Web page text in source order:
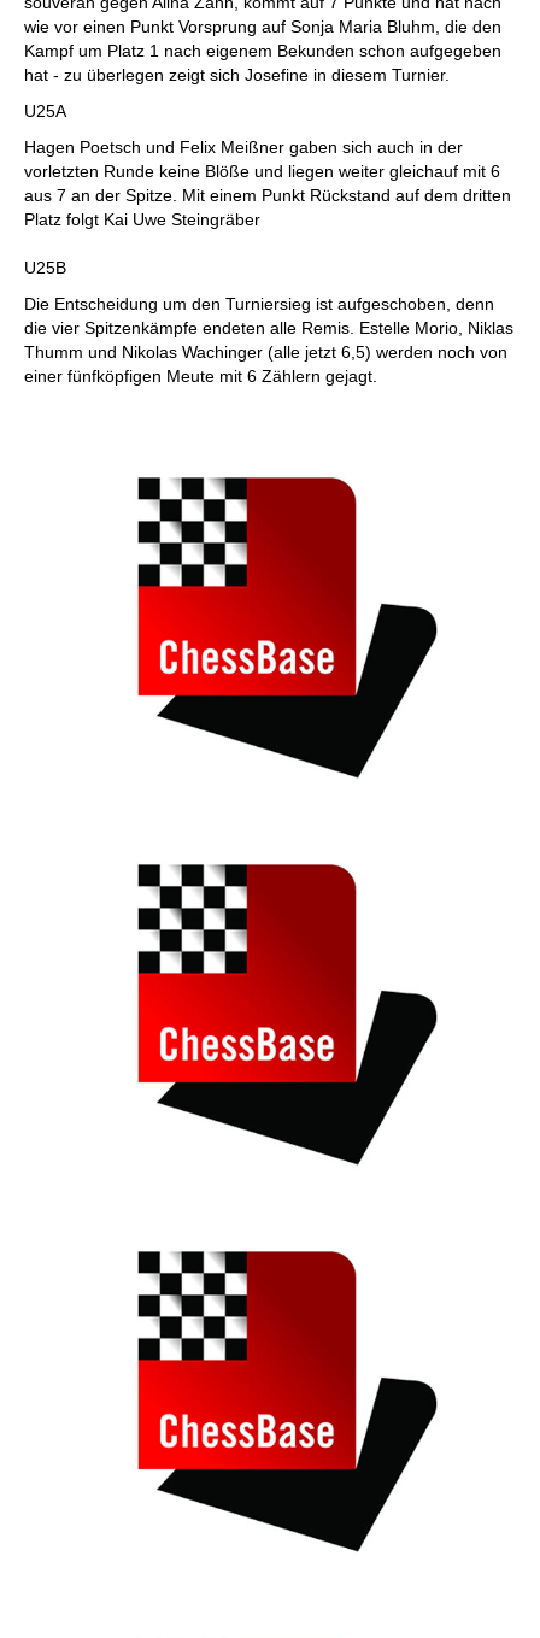
wie vor einen Punkt Vorsprung auf Sonja Maria Bluhm, die den
Kampf um Platz 1 nach eigenem Bekunden schon aufgegeben
hat - zu überlegen zeigt sich Josefine in diesem Turnier.
U25A
Hagen Poetsch und Felix Meißner gaben sich auch in der
vorletzten Runde keine Blöße und liegen weiter gleichauf mit 6
aus 7 an der Spitze. Mit einem Punkt Rückstand auf dem dritten
Platz folgt Kai Uwe Steingräber
U25B
Die Entscheidung um den Turniersieg ist aufgeschoben, denn
die vier Spitzenkämpfe endeten alle Remis. Estelle Morio, Niklas
Thumm und Nikolas Wachinger (alle jetzt 6,5) werden noch von
einer fünfköpfigen Meute mit 6 Zählern gejagt.